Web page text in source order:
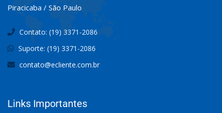
Piracicaba / São Paulo
Contato: (19) 3371-2086
Suporte: (19) 3371-2086
contato@ecliente.com.br
Links Importantes